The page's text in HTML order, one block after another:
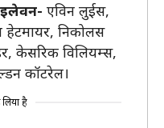
इलेवन- एविन लुईस,
निकोलस
केसरिक विलियम्स,
कॉटरेल।
है